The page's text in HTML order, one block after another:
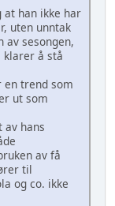
han ikke har
uten unntak
av sesongen,
å stå
en trend som
ut som
av hans
av få
til
og co. ikke